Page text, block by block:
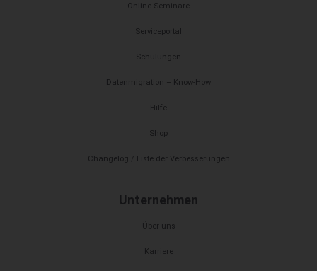
Online-Seminare
Serviceportal
Schulungen
Datenmigration – Know-How
Hilfe
Shop
Changelog / Liste der Verbesserungen
Unternehmen
Über uns
Karriere